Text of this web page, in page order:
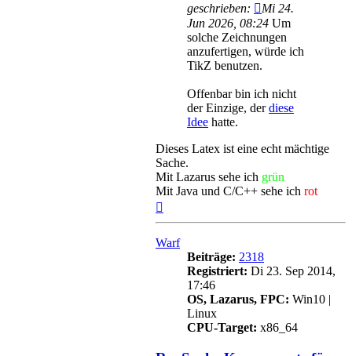
geschrieben:
Mi 24.
Jun 2026, 08:24 Um
solche Zeichnungen
anzufertigen, würde ich
TikZ benutzen.
Offenbar bin ich nicht
der Einzige, derdiese
Idee hatte.
Dieses Latex ist eine echt mächtige
Sache.
Mit Lazarus sehe ich grün
Mit Java und C/C++ sehe ich rot
Warf
Beiträge: 2318
Registriert: Di 23. Sep 2014,
17:46
OS, Lazarus, FPC: Win10 |
Linux
CPU-Target: x86_64